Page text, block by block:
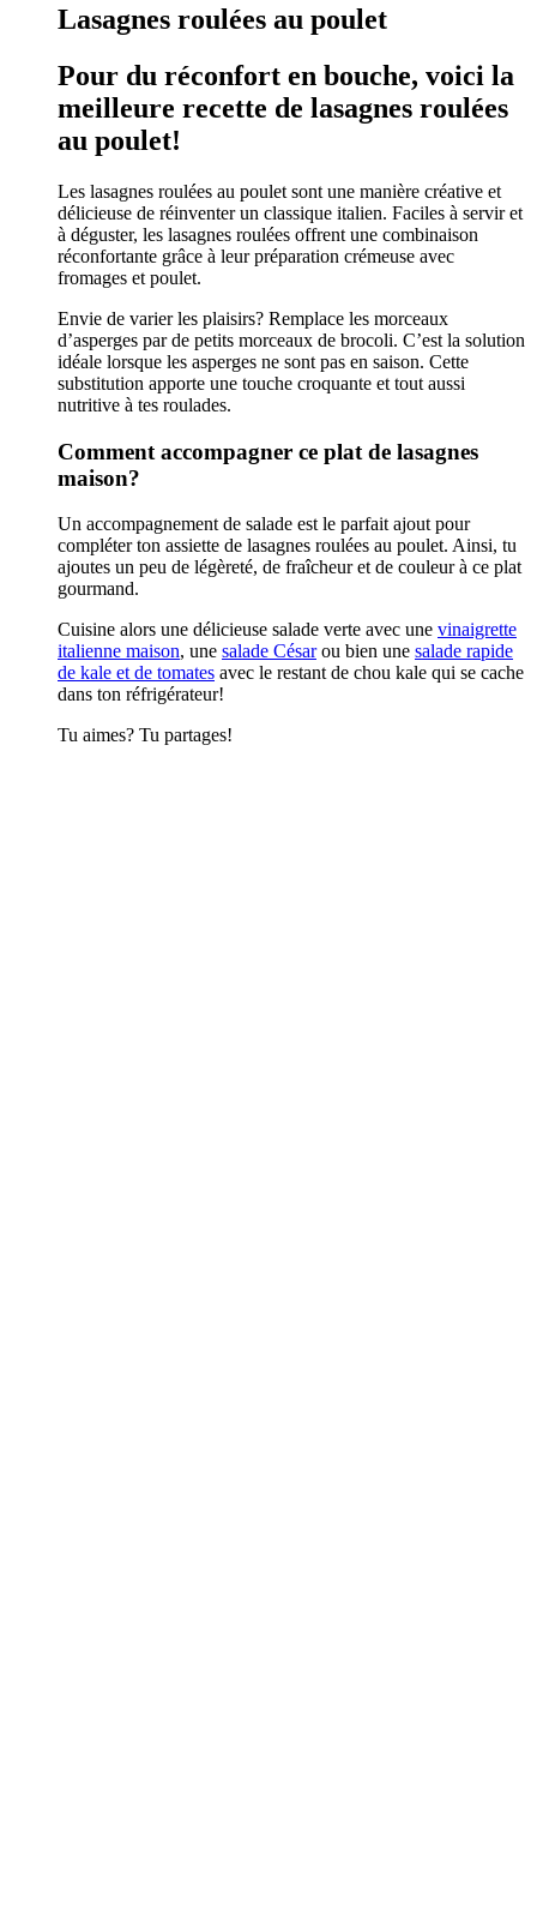
Lasagnes roulées au poulet
Pour du réconfort en bouche, voici la
meilleure recette de lasagnes roulées
au poulet!
Les lasagnes roulées au poulet sont une manière créative et
délicieuse de réinventer un classique italien. Faciles à servir et
à déguster, les lasagnes roulées offrent une combinaison
réconfortante grâce à leur préparation crémeuse avec
fromages et poulet.
Envie de varier les plaisirs? Remplace les morceaux
d’asperges par de petits morceaux de brocoli. C’est la solution
idéale lorsque les asperges ne sont pas en saison. Cette
substitution apporte une touche croquante et tout aussi
nutritive à tes roulades.
Comment accompagner ce plat de lasagnes
maison?
Un accompagnement de salade est le parfait ajout pour
compléter ton assiette de lasagnes roulées au poulet. Ainsi, tu
ajoutes un peu de légèreté, de fraîcheur et de couleur à ce plat
gourmand.
Cuisine alors une délicieuse salade verte avec une vinaigrette
italienne maison, une salade Césarou bien une salade rapide
de kale et de tomates avec le restant de chou kale qui se cache
dans ton réfrigérateur!
Tu aimes? Tu partages!